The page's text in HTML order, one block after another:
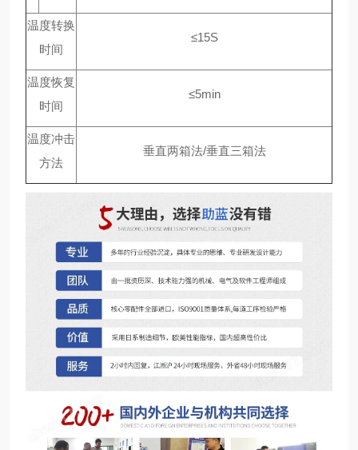
温度转换
时间
≤15S
温度恢复
时间
≤5min
温度冲击
方法
垂直两箱法/垂直三箱法